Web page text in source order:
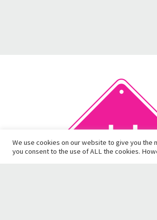
We use cookies on our website to give you the
you consent to the use of ALL the cookies.